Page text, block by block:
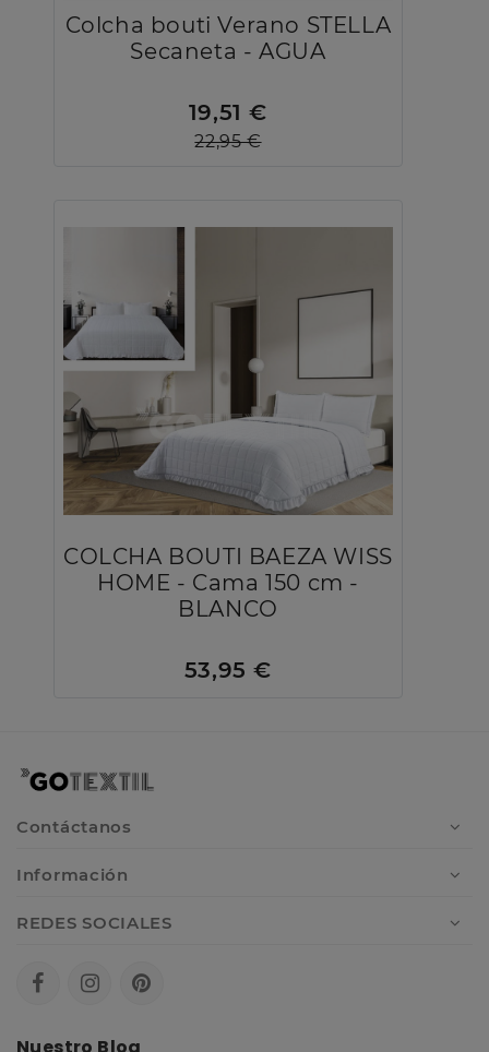
Colcha bouti Verano STELLA
Secaneta - AGUA
19,51 €
22,95 €
COLCHA BOUTI BAEZA WISS
HOME - Cama 150 cm -
BLANCO
53,95 €
Contáctanos
Información
REDES SOCIALES